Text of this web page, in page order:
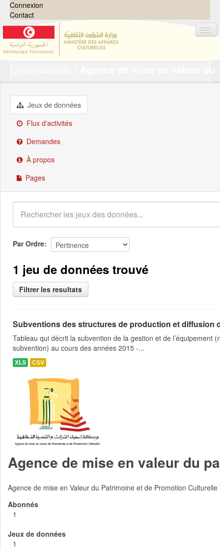
Connexion
Contact
Groupes
Demandes
À propos
Jeux de données
Flux d'activités
Demandes
À propos
Pages
Par Ordre
1 jeu de données trouvé
Filtrer les resultats
Subventions des structures de production et diffusion
Tableau qui décrit la subvention de la gestion et de
subvention) au cours des années 2015 -...
XLS CSV
Agence de mise en valeur du
Agence de mise en Valeur du Patrimoine et de Promotion
Abonnés
1
Jeux de données
1